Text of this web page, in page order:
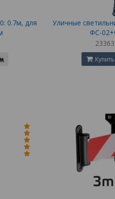
0.7м, для
Уличные
ФС-
Купить